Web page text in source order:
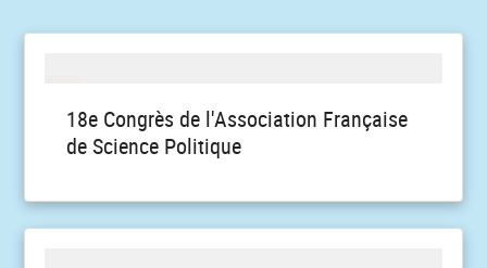
18e Congrès de l'Association Française
de Science Politique